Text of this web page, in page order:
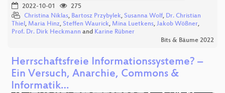
2022-10-01
275
Christina Niklas, Bartosz Przybylek, Susanna Wolf, Dr. Christian
Thiel, Maria Hinz, Steffen Waurick, Mina Luetkens, Jakob Wößner,
Prof. Dr. Dirk Heckmann and Karine Rübner
Bits & Bäume 2022
Herrschaftsfreie Informationssysteme? –
Ein Versuch, Anarchie, Commons &
Informatik…